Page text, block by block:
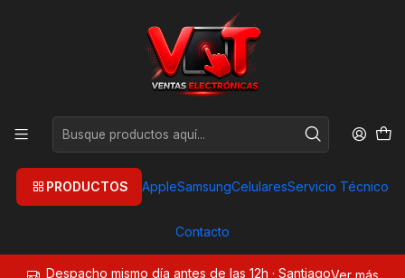
PRODUCTOS AppleSamsungCelularesServicio Técnico
Contacto
Despacho mismo día antes de las 12h · SantiagoVer más